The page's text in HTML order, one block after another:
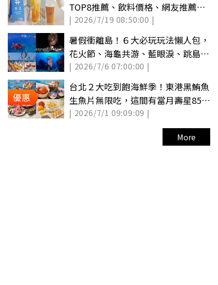
TOP8推薦、飲料價格、網友推薦與
全台門市
| 2026/7/19 08:50:00 |
暑假衝離島！６大必玩玩法懶人包，
花火節、海龜共游、藍眼淚、跳島行
程一次看
| 2026/7/6 07:00:00 |
優惠
台北２大吃到飽海鮮季！東港黑鮪魚
生魚片無限吃，這間有當月壽星85折
優惠
| 2026/7/1 09:09:09 |
More